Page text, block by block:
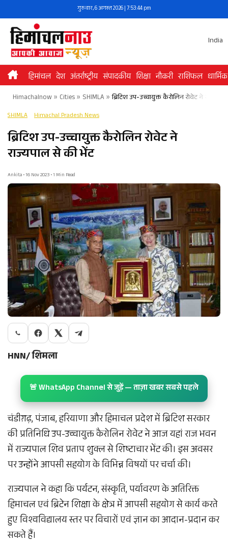
to
content
गुरुवार, 6 अगस्त 2026 | 7:53:44 pm
India
हिमांचल देश अंतर्राष्ट्रीय संपादकीय शिक्षा नौकरी राशिफल धार्मिक
Himachalnow» Cities» SHIMLA » ब्रिटिश उप-उच्चायुक्त कैरोलिन रोवेट ने
SHIMLA Himachal Pradesh News
ब्रिटिश उप-उच्चायुक्त कैरोलिन रोवेट ने
राज्यपाल से की भेंट
Ankita • 16 Nov 2023 • 1 Min Read
HNN/ शिमला
🚨 WhatsApp Channel से जुड़ें — ताज़ा खबर सबसे पहले
चंडीग़ढ़, पंजाब, हरियाणा और हिमाचल प्रदेश में ब्रिटिश सरकार
की प्रतिनिधि उप-उच्चायुक्त कैरोलिन रोवेट ने आज यहां राज भवन
में राज्यपाल शिव प्रताप शुक्ल से शिष्टाचार भेंट की। इस अवसर
पर उन्होंने आपसी सहयोग के विभिन्न विषयों पर चर्चा की।
राज्यपाल ने कहा कि पर्यटन, संस्कृति, पर्यावरण के अतिरिक्त
हिमाचल एवं ब्रिटेन शिक्षा के क्षेत्र में आपसी सहयोग से कार्य करते
हुए विश्वविद्यालय स्तर पर विचारों एवं ज्ञान का आदान-प्रदान कर
सकते हैं।